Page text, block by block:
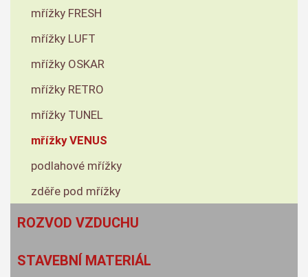
mřížky FRESH
mřížky LUFT
mřížky OSKAR
mřížky RETRO
mřížky TUNEL
mřížky VENUS
podlahové mřížky
zděře pod mřížky
ROZVOD VZDUCHU
STAVEBNÍ MATERIÁL